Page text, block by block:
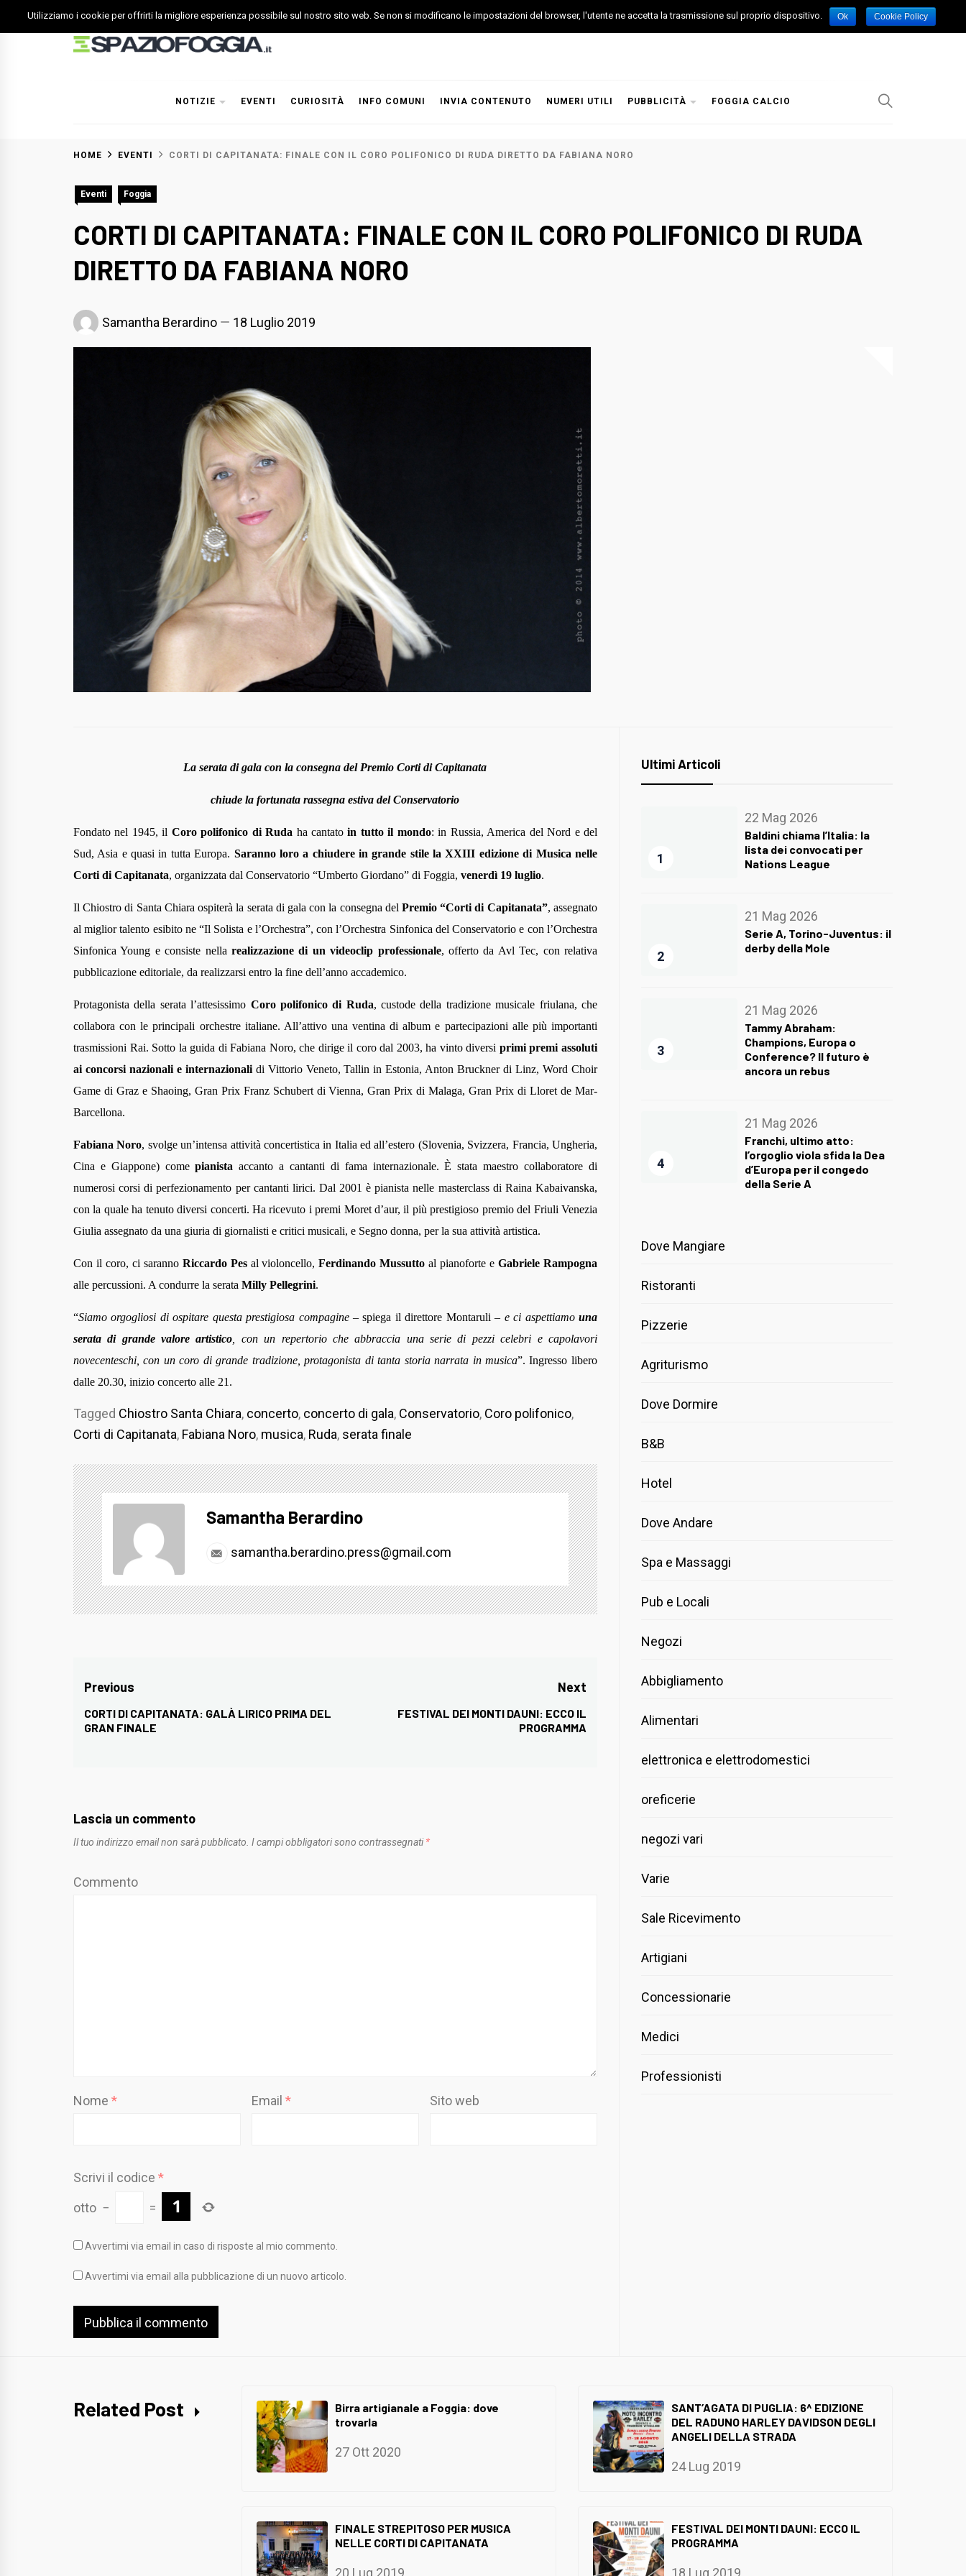
to
NOTIZIE EVENTI CURIOSITÀ INFO COMUNI INVIA CONTENUTO NUMERI UTILI PUBBLICITÀ FOGGIA CALCIO
HOME EVENTI CORTI DI CAPITANATA: FINALE CON IL CORO POLIFONICO DI RUDA DIRETTO DA FABIANA NORO
Eventi Foggia
CORTI DI CAPITANATA: FINALE CON IL CORO POLIFONICO DI RUDA
DIRETTO DA FABIANA NORO
Samantha Berardino 18 Luglio 2019
La serata di gala con la consegna del Premio Corti di Capitanata
chiude la fortunata rassegna estiva del Conservatorio
Fondato nel 1945, il Coro polifonico di Ruda ha cantato in tutto il mondo: in Russia, America del Nord e del
Sud, Asia e quasi in tutta Europa. Saranno loro a chiudere in grande stile la XXIII edizione di Musica nelle
Corti di Capitanata, organizzata dal Conservatorio “Umberto Giordano” di Foggia, venerdì 19 luglio.
Il Chiostro di Santa Chiara ospiterà la serata di gala con la consegna delPremio “Corti di Capitanata”, assegnato
al miglior talento esibito ne “Il Solista e l’Orchestra”, con l’Orchestra Sinfonica del Conservatorio e con l’Orchestra
Sinfonica Young e consiste nella realizzazione di un videoclip professionale, offerto da Avl Tec, con relativa
pubblicazione editoriale, da realizzarsi entro la fine dell’anno accademico.
Protagonista della serata l’attesissimo Coro polifonico di Ruda, custode della tradizione musicale friulana, che
collabora con le principali orchestre italiane. All’attivo una ventina di album e partecipazioni alle più importanti
trasmissioni Rai. Sotto la guida di Fabiana Noro, che dirige il coro dal 2003, ha vinto diversi primi premi assoluti
ai concorsi nazionali e internazionalidi Vittorio Veneto, Tallin in Estonia, Anton Bruckner di Linz, Word Choir
Game di Graz e Shaoing, Gran Prix Franz Schubert di Vienna, Gran Prix di Malaga, Gran Prix di Lloret de Mar-
Barcellona.
Fabiana Noro, svolge un’intensa attività concertistica in Italia ed all’estero (Slovenia, Svizzera, Francia, Ungheria,
Cina e Giappone) comepianista accanto a cantanti di fama internazionale. È stata maestro collaboratore di
numerosi corsi di perfezionamento per cantanti lirici. Dal 2001 è pianista nelle masterclass di Raina Kabaivanska,
con la quale ha tenuto diversi concerti. Ha ricevuto i premi Moret d’aur, il più prestigioso premio del Friuli Venezia
Giulia assegnato da una giuria di giornalisti e critici musicali, e Segno donna, per la sua attività artistica.
Con il coro, ci saranno Riccardo Pes al violoncello,Ferdinando Mussutto al pianoforte eGabriele Rampogna
alle percussioni. A condurre la serata Milly Pellegrini.
“Siamo orgogliosi di ospitare questa prestigiosa compagine– spiega il direttore Montaruli – e ci aspettiamo una
serata di grande valore artistico , con un repertorio che abbraccia una serie di pezzi celebri e capolavori
novecenteschi, con un coro di grande tradizione, protagonista di tanta storia narrata in musica”. Ingresso libero
dalle 20.30, inizio concerto alle 21.
Tagged Chiostro Santa Chiara, concerto, concerto di gala, Conservatorio, Coro polifonico,
Corti di Capitanata, Fabiana Noro, musica, Ruda, serata finale
Samantha Berardino
samantha.berardino.press@gmail.com
Navigazione
articoli
Previous
Previous
post:
CORTI DI CAPITANATA: GALÀ LIRICO PRIMA DEL
GRAN FINALE
Next
Next
post:
FESTIVAL DEI MONTI DAUNI: ECCO IL
PROGRAMMA
Lascia un commento
Il tuo indirizzo email non sarà pubblicato. I campi obbligatori sono contrassegnati *
Commento
Nome * Email * Sito web
Scrivi il codice *
otto − =
Avvertimi via email in caso di risposte al mio commento.
Avvertimi via email alla pubblicazione di un nuovo articolo.
Ultimi Articoli
1
22 Mag 2026
Baldini chiama l’Italia: la
lista dei convocati per
Nations League
2
21 Mag 2026
Serie A, Torino-Juventus: il
derby della Mole
3
21 Mag 2026
Tammy Abraham:
Champions, Europa o
Conference? Il futuro è
ancora un rebus
4
21 Mag 2026
Franchi, ultimo atto:
l’orgoglio viola sfida la Dea
d’Europa per il congedo
della Serie A
Dove Mangiare
Ristoranti
Pizzerie
Agriturismo
Dove Dormire
B&B
Hotel
Dove Andare
Spa e Massaggi
Pub e Locali
Negozi
Abbigliamento
Alimentari
elettronica e elettrodomestici
oreficerie
negozi vari
Varie
Sale Ricevimento
Artigiani
Concessionarie
Medici
Professionisti
Related Post
Birra artigianale a Foggia: dove
trovarla
27 Ott 2020
SANT’AGATA DI PUGLIA: 6^ EDIZIONE
DEL RADUNO HARLEY DAVIDSON DEGLI
ANGELI DELLA STRADA
24 Lug 2019
FINALE STREPITOSO PER MUSICA
NELLE CORTI DI CAPITANATA
20 Lug 2019
FESTIVAL DEI MONTI DAUNI: ECCO IL
PROGRAMMA
18 Lug 2019
Utilizziamo i cookie per offrirti la migliore esperienza possibile sul nostro sito web. Se non si modificano le impostazioni del browser, l'utente ne accetta la trasmissione sul proprio dispositivo. Ok Cookie Policy